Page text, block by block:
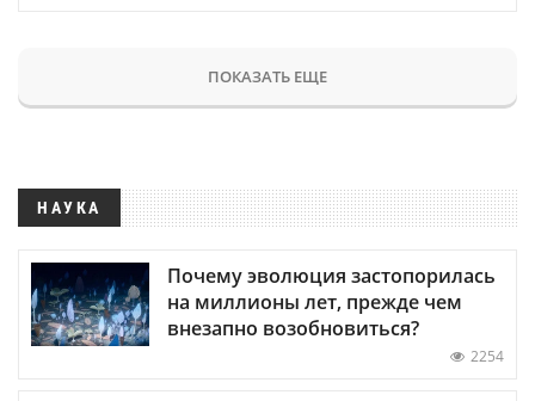
ПОКАЗАТЬ ЕЩЕ
НАУКА
Почему эволюция застопорилась
на миллионы лет, прежде чем
внезапно возобновиться?
2254